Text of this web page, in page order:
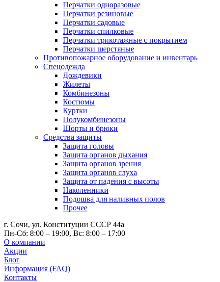
Перчатки одноразовые
Перчатки резиновые
Перчатки садовые
Перчатки спилковые
Перчатки трикотажные с покрытием
Перчатки шерстяные
Противопожарное оборудование и инвентарь
Спецодежда
Дождевики
Жилеты
Комбинезоны
Костюмы
Куртки
Полукомбинезоны
Шорты и брюки
Средства защиты
Защита головы
Защита органов дыхания
Защита органов зрения
Защита органов слуха
Защита от падения с высоты
Наколенники
Подошва для наливных полов
Прочее
г. Сочи, ул. Конституции СССР 44а
Пн-Сб: 8:00 – 19:00, Вс: 8:00 – 17:00
О компании
Акции
Блог
Информация (FAQ)
Контакты